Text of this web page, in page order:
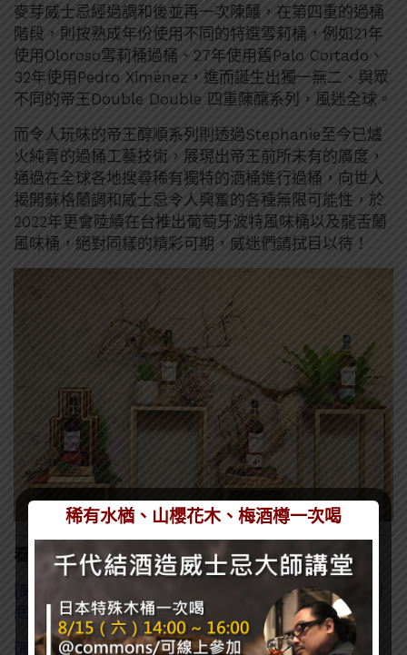
麥芽威士忌經過調和後並再一次陳釀，在第四重的過桶
階段，則按熟成年份使用不同的特選雪莉桶，例如21年
使用Oloroso雪莉桶過桶、27年使用舊Palo Cortado、
32年使用Pedro Ximénez，進而誕生出獨一無二、與眾
不同的帝王Double Double 四重陳釀系列，風迷全球。
而令人玩味的帝王醇順系列則透過Stephanie至今已爐
火純青的過桶工藝技術，展現出帝王前所未有的廣度，
通過在全球各地搜尋稀有獨特的酒桶進行過桶，向世人
揭開蘇格蘭調和威士忌令人興奮的各種無限可能性，於
2022年更會陸續在台推出葡萄牙波特風味桶以及龍舌蘭
風味桶，絕對同樣的精彩可期，威迷們請拭目以待！
看了這篇的人也看了：
[威士忌知識] 純麥、調和、穀物、單一麥芽威士忌? 到
底差在哪?
[威士忌知識] 神秘的日本水楢桶 – 為什麼這麼稀少又
稀有水楢、山櫻花木、梅酒樽一次喝